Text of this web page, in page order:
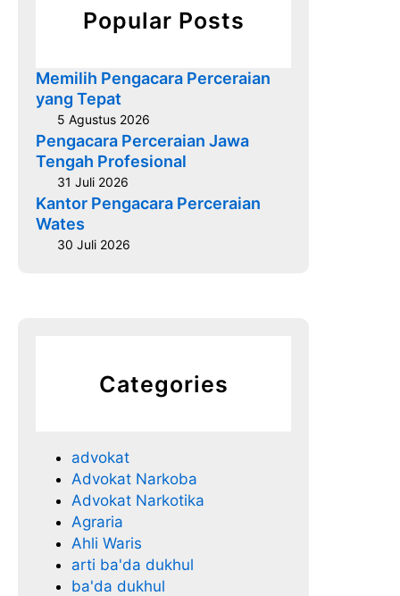
Popular Posts
Memilih Pengacara Perceraian
yang Tepat
5 Agustus 2026
Pengacara Perceraian Jawa
Tengah Profesional
31 Juli 2026
Kantor Pengacara Perceraian
Wates
30 Juli 2026
Categories
advokat
Advokat Narkoba
Advokat Narkotika
Agraria
Ahli Waris
arti ba'da dukhul
ba'da dukhul